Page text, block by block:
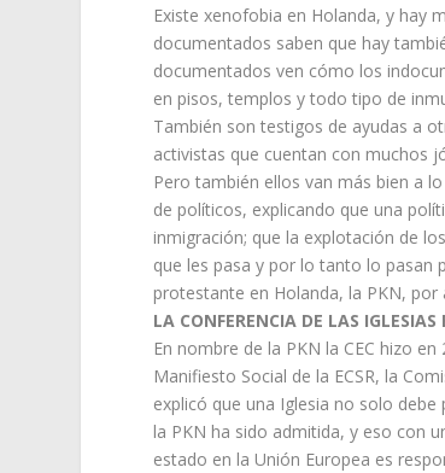
Existe xenofobia en Holanda, y hay
documentados saben que hay
documentados ven cómo los
en pisos, templos y todo tipo de
También son testigos de ayudas a
activistas que cuentan con muchos
Pero también ellos van más bien a
de políticos, explicando que una
inmigración; que la explotación de
que les pasa y por lo tanto lo pasan
protestante en Holanda, la PKN,
LA CONFERENCIA DE LAS IGLESIAS
En nombre de la PKN la CEC hizo
Manifiesto Social de la ECSR, la
explicó que una Iglesia no solo
la PKN ha sido admitida, y eso con
estado en la Unión Europea es